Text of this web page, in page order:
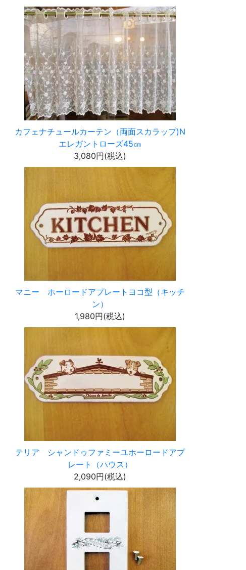
カフェナチュールカーテン（両面スカラップ)N
エレガントローズ45㎝
3,080円(税込)
マニー ホーロードアプレートヨコ型（キッチ
ン）
1,980円(税込)
テリア シャンドゥファミーユホーロードアプ
レート（ハウス）
2,090円(税込)